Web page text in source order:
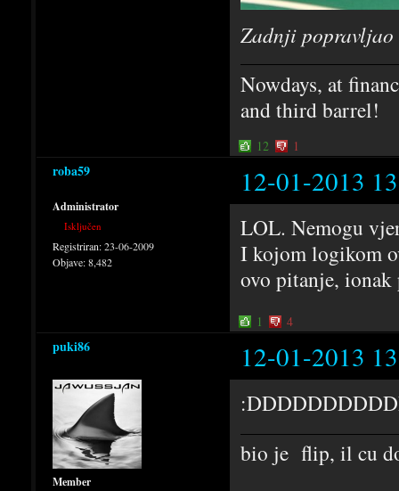
Zadnji
Nowdays, at
and third barrel!
12 1
roba59 12-01-2013
Administrator
Isključen
Registriran:23-06-2009
Objave:8,482
LOL. Nemogu
I kojom logikom
ovo pitanje, ionak
1 4
puki86 12-01-2013
Member
bio je flip, il cu